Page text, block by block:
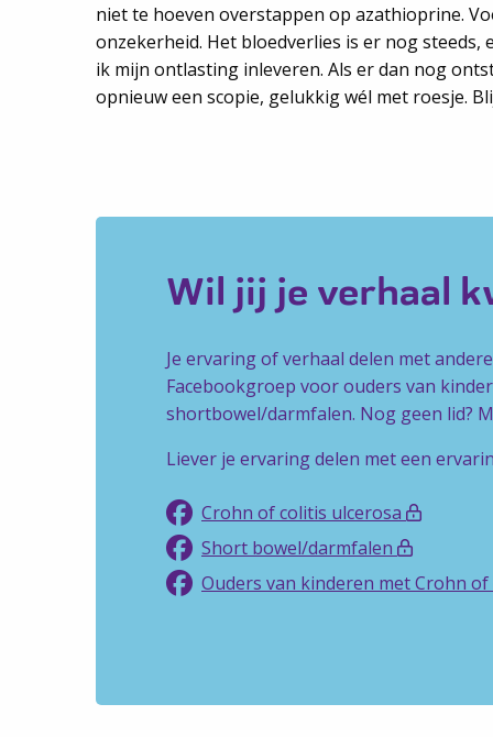
niet te hoeven overstappen op azathioprine.
onzekerheid. Het bloedverlies is er nog steeds,
ik mijn ontlasting inleveren. Als er dan nog
opnieuw een scopie, gelukkig wél met roesje.
Wil jij je verhaal
Je ervaring of verhaal delen met
Facebookgroep voor ouders van
shortbowel/darmfalen. Nog geen lid?
Liever je ervaring delen met een
Crohn of colitis ulcerosa
Short bowel/darmfalen
Ouders van kinderen met Crohn